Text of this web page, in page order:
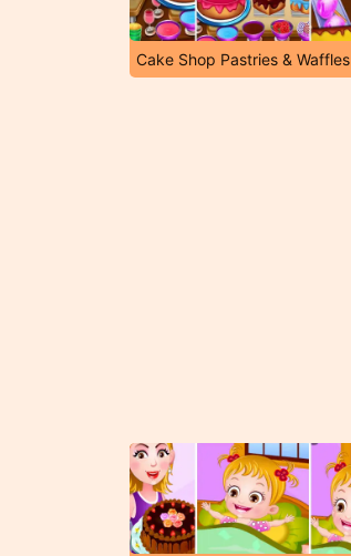
Cake Shop Pastries & Waffles